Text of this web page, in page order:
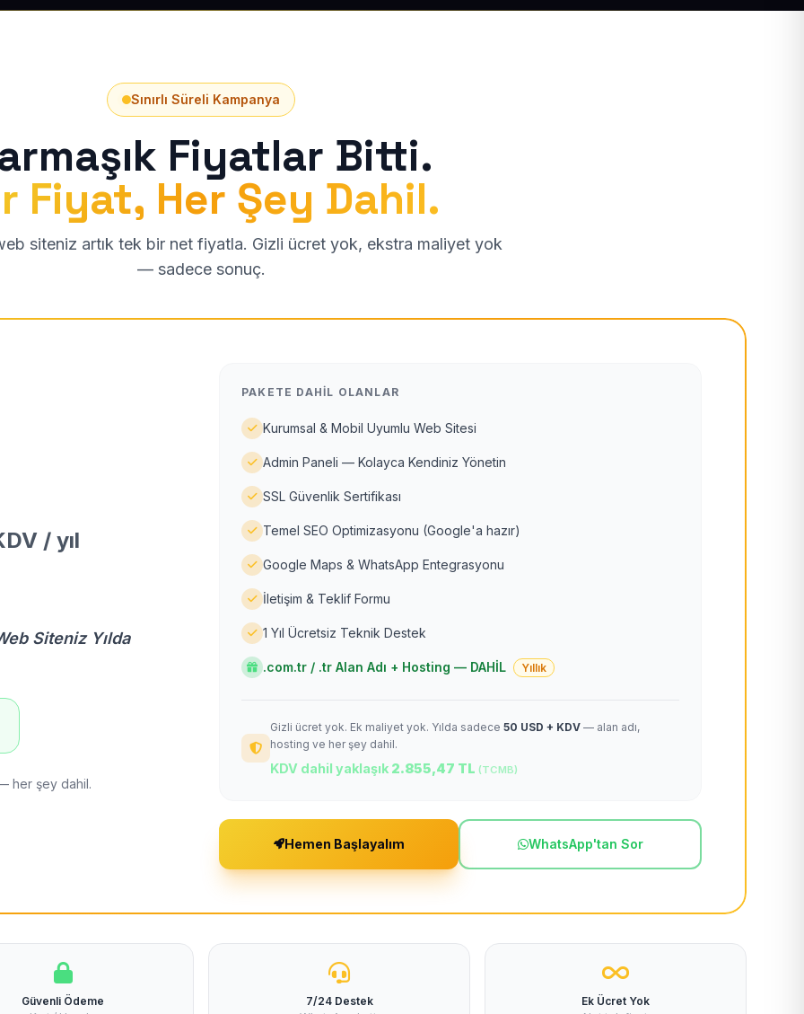
Sınırlı Süreli Kampanya
Fiyatlar Bitti.
Fiyat, Her Şey Dahil.
siteniz artık tek bir net fiyatla. Gizli ücret yok, ekstra maliyet yok
— sadece sonuç.
/ yıl
Siteniz Yılda
her şey dahil.
PAKETE DAHIL OLANLAR
Kurumsal & Mobil Uyumlu Web Sitesi
Admin Paneli — Kolayca Kendiniz Yönetin
SSL Güvenlik Sertifikası
Temel SEO Optimizasyonu (Google'a hazır)
Google Maps & WhatsApp Entegrasyonu
İletişim & Teklif Formu
1 Yıl Ücretsiz Teknik Destek
.com.tr / .tr Alan Adı + Hosting — DAHİL Yıllık
Gizli ücret yok. Ek maliyet yok. Yılda sadece 50 USD + KDV — alan adı,
hosting ve her şey dahil.
KDV dahil yaklaşık 2.855,47 TL (TCMB)
Hemen Başlayalım WhatsApp'tan Sor
Güvenli Ödeme
7/24 Destek
Ek Ücret Yok